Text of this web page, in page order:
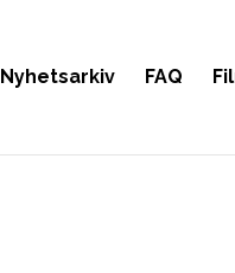
Nyhetsarkiv FAQ